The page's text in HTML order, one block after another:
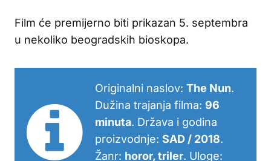
Film će premijerno biti prikazan 5. septembra
u nekoliko beogradskih bioskopa.
Originalni naslov: The Nun.
Dužina trajanja filma: 96
minuta. Država i godina
proizvodnje: SAD / 2018.
Žanr: horor, triler. Uloge: